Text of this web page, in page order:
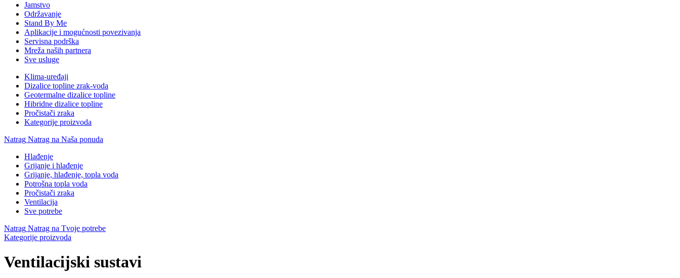
Jamstvo
Održavanje
Stand By Me
Aplikacije i mogućnosti povezivanja
Servisna podrška
Mreža naših partnera
Sve usluge
Klima-uređaji
Dizalice topline zrak-voda
Geotermalne dizalice topline
Hibridne dizalice topline
Pročistači zraka
Kategorije proizvoda
Natrag Natrag na Naša ponuda
Hlađenje
Grijanje i hlađenje
Grijanje, hlađenje, topla voda
Potrošna topla voda
Pročistači zraka
Ventilacija
Sve potrebe
Natrag Natrag na Tvoje potrebe
Kategorije proizvoda
Ventilacijski sustavi